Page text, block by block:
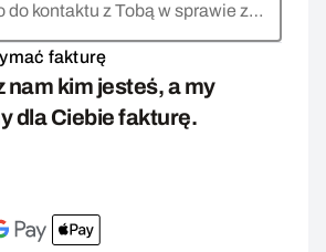
do kontaktu z Tobą w sprawie zwrotu
fakturę
nam kim jesteś, a my
dla Ciebie fakturę.